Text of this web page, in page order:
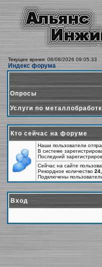
Текущее время: 08/08/2026 09:05:33
Индекс форума
Опросы
Услуги по
Кто сейчас на форуме
Наши пользователи
В системе
Последний
Сейчас на сайте
Рекордное количество
Подключены
Вход